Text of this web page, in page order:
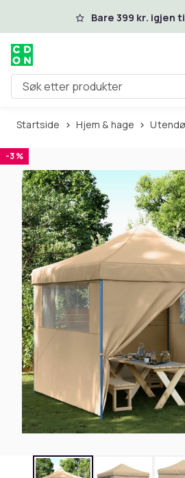
Hopp til hovedinnhold
Bare 399 kr. igjen
Søk etter produkter
Startside Hjem & hage
-3 %